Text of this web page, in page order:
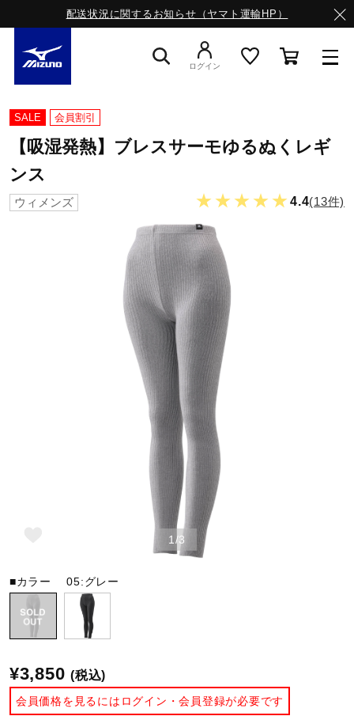
配送状況に関するお知らせ（ヤマト運輸HP）
スニーカー
サッカー／フットサル
トレーニング
バレーボール
テニス／ソフトテニス
バドミントン
ログイン
SALE 会員割引
【吸湿発熱】ブレスサーモゆるぬくレギ
ンス
ウィメンズ ★★★★★4.4(13件)
1/3
■カラー05:グレー
¥3,850 (税込)
会員価格を見るにはログイン・会員登録が必要です